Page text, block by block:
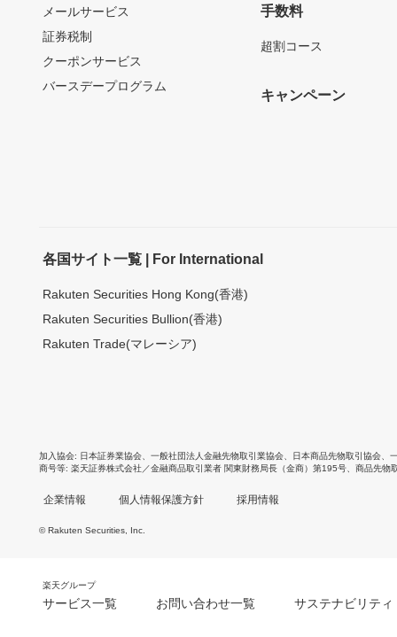
メールサービス
証券税制
クーポンサービス
バースデープログラム
手数料
超割コース
キャンペーン
各国サイト一覧 | For International
Rakuten Securities Hong Kong(香港)
Rakuten Securities Bullion(香港)
Rakuten Trade(マレーシア)
加入協会 日本証券業協会 一般社団法人金融先物取引業協会 日本商品先物取引協会
商号等 楽天証券株式会社／金融商品取引業者 関東財務局長（金商）第195号、商品先物
企業情報 個人情報保護方針 採用情報
© Rakuten Securities, Inc.
楽天グループ
サービス一覧 お問い合わせ一覧 サステナビリティ